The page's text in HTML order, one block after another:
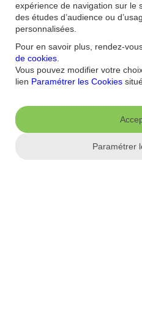
Aide et contact
FAQNous contacter / Réclamations
conformeSécurité Plan du site
Nous connaitre
engagements RSERecrutement
Informations réglementaires
Conditions
expérience de navigation sur le
des études d’audience ou
personnalisées.
Pour en savoir plus, rendez-
de cookies.
Vous pouvez modifier votre
lien Paramétrer les Cookies
Paramétrer